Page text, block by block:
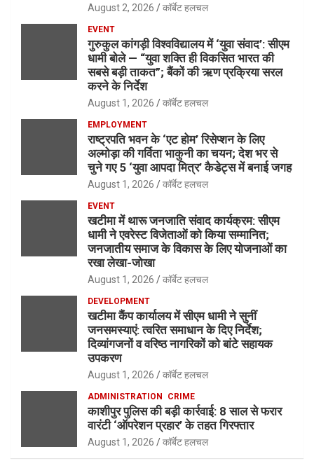
August 2, 2026 कॉर्बेट हलचल
EVENT
गुरुकुल कांगड़ी विश्वविद्यालय में ‘युवा संवाद’: सीएम
धामी बोले — “युवा शक्ति ही विकसित भारत की
सबसे बड़ी ताकत”; बैंकों की ऋण प्रक्रिया सरल
करने के निर्देश
August 1, 2026 कॉर्बेट हलचल
EMPLOYMENT
राष्ट्रपति भवन के ‘एट होम’ रिसेप्शन के लिए
अल्मोड़ा की गर्विता भाकुनी का चयन; देश भर से
चुने गए 5 ‘युवा आपदा मित्र’ कैडेट्स में बनाई जगह
August 1, 2026 कॉर्बेट हलचल
EVENT
खटीमा में थारू जनजाति संवाद कार्यक्रम: सीएम
धामी ने एवरेस्ट विजेताओं को किया सम्मानित;
जनजातीय समाज के विकास के लिए योजनाओं का
रखा लेखा-जोखा
August 1, 2026 कॉर्बेट हलचल
DEVELOPMENT
खटीमा कैंप कार्यालय में सीएम धामी ने सुनीं
जनसमस्याएं: त्वरित समाधान के दिए निर्देश;
दिव्यांगजनों व वरिष्ठ नागरिकों को बांटे सहायक
उपकरण
August 1, 2026 कॉर्बेट हलचल
ADMINISTRATION CRIME
काशीपुर पुलिस की बड़ी कार्रवाई: 8 साल से फरार
वारंटी ‘ऑपरेशन प्रहार’ के तहत गिरफ्तार
August 1, 2026 कॉर्बेट हलचल